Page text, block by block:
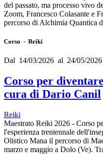
del passato, ma processo vivo
Zoom, Francesco Colasante e
percorso di Alchimia Quantica
Corso - Reiki
Dal 14/03/2026 al 24/05/2026
Corso per
cura di Dario Canil
Reiki
Maestrato Reiki 2026 - Corso
l'esperienza trentennale
Olistico Mana il percorso di
marzo e maggio a Dolo (Ve).